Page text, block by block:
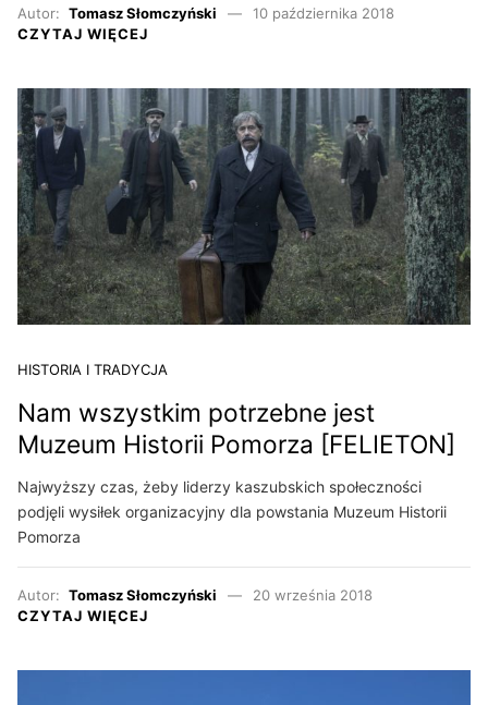
Autor: Tomasz Słomczyński
10 października 2018
CZYTAJ WIĘCEJ
HISTORIA I TRADYCJA
Nam wszystkim potrzebne jest
Muzeum Historii Pomorza [FELIETON]
Najwyższy czas, żeby liderzy kaszubskich społeczności
podjęli wysiłek organizacyjny dla powstania Muzeum Historii
Pomorza
Autor: Tomasz Słomczyński
20 września 2018
CZYTAJ WIĘCEJ